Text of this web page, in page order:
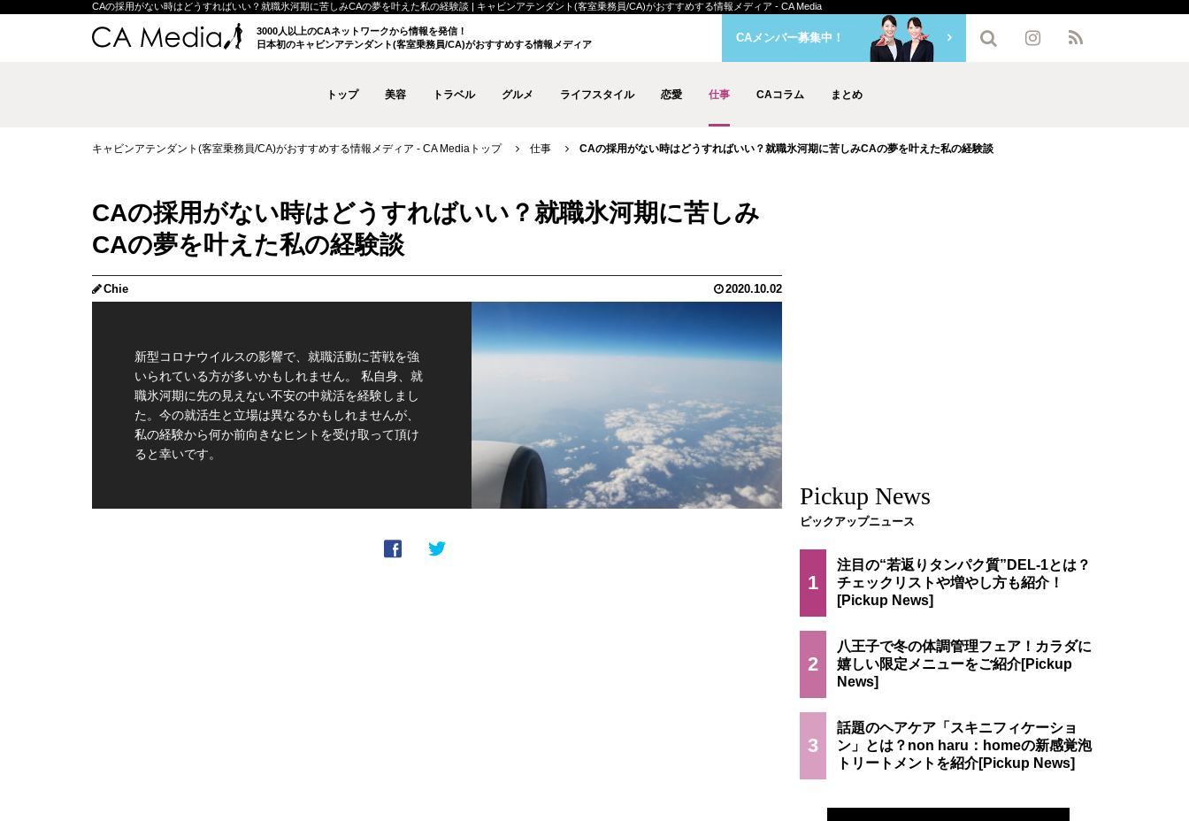
CAの採用がない時はどうすればいい？就職氷河期に苦しみCAの夢を叶えた私の経験談 | キャビンアテンダント(客室乗務員/CA)がおすすめする情報メディア - CA Media
3000人以上のCAネットワークから情報を発信！
日本初のキャビンアテンダント(客室乗務員/CA)がおすすめする情報メディア
トップ 美容 トラベル グルメ ライフスタイル 恋愛 仕事 CAコラム まとめ
CAメンバー募集中！
キャビンアテンダント(客室乗務員/CA)がおすすめする情報メディア - CA Mediaトップ 仕事 CAの採用がない時はどうすればいい？就職氷河期に苦しみCAの夢を叶えた私の経験談
CAの採用がない時はどうすればいい？就職氷河期に苦しみ
CAの夢を叶えた私の経験談
Chie 2020.10.02
新型コロナウイルスの影響で、就職活動に苦戦を強
いられている方が多いかもしれません。 私自身、就
職氷河期に先の見えない不安の中就活を経験しまし
た。今の就活生と立場は異なるかもしれませんが、
私の経験から何か前向きなヒントを受け取って頂け
ると幸いです。
Pickup News
ピックアップニュース
1
注目の“若返りタンパク質”DEL-1とは？
チェックリストや増やし方も紹介！
2
八王子で冬の体調管理フェア！カラダに
嬉しい限定メニューをご紹介
3
話題のヘアケア「スキニフィケーショ
ン」とは？non haru：homeの新感覚泡
トリートメントを紹介